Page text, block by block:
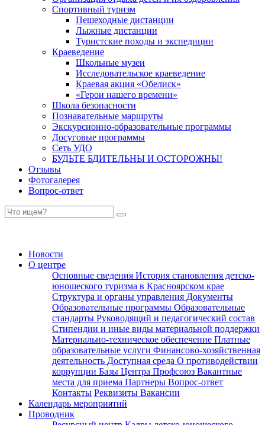
Спортивный туризм
Пешеходные дистанции
Лыжные дистанции
Туристские походы и экспедиции
Краеведение
Школьные музеи
Исследовательское краеведение
Краевая акция «Обелиск»
«Герои нашего времени»
Школа безопасности
Познавательные маршруты
Экскурсионно-образовательные программы
Досуговые программы
Сеть УДО
БУДЬТЕ БДИТЕЛЬНЫ И ОСТОРОЖНЫ!
Отзывы
Фотогалерея
Вопрос-ответ
Новости
О центре
Основные сведения История становления детско-
юношеского туризма в Красноярском крае
Структура и органы управления Документы
Образовательные программы Образовательные
стандарты Руководящий и педагогический состав
Стипендии и иные виды материальной поддержки
Материально-техническое обеспечение Платные
образовательные услуги Финансово-хозяйственная
деятельность Доступная среда О противодействии
коррупции Базы Центра Профсоюз Вакантные
места для приема Партнеры Вопрос-ответ
Контакты Реквизиты Вакансии
Календарь мероприятий
Проводник